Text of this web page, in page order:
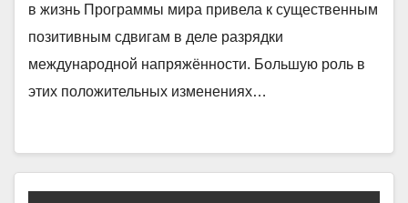
в жизнь Программы мира привела к существенным
позитивным сдвигам в деле разрядки
международной напряжённости. Большую роль в
этих положительных изменениях…